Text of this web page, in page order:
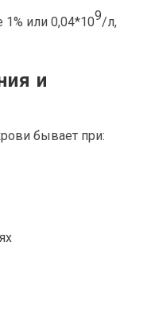
или 0,04*109/л,
и
бывает при: